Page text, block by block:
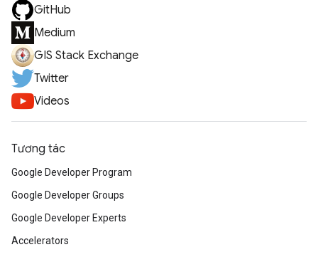
GitHub
Medium
GIS Stack Exchange
Twitter
Videos
Tương tác
Google Developer Program
Google Developer Groups
Google Developer Experts
Accelerators